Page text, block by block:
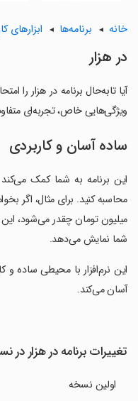
خانه برنامه‌ها ابزارهای
‏در هزار
آیا تابه‌حال برنامه ‏در هزار را
ویژگی‌هایی خاص، تجربه‌ای
ساده آسان و کاربردی
میلیون تومان چقدر می‌شود،
شما نمایش می‌دهد.
‏این نرم‌افزار با محیطی ساده و
آسان می‌کند.
تغییرات برنامه ‏در هزار در
اولین نسخه